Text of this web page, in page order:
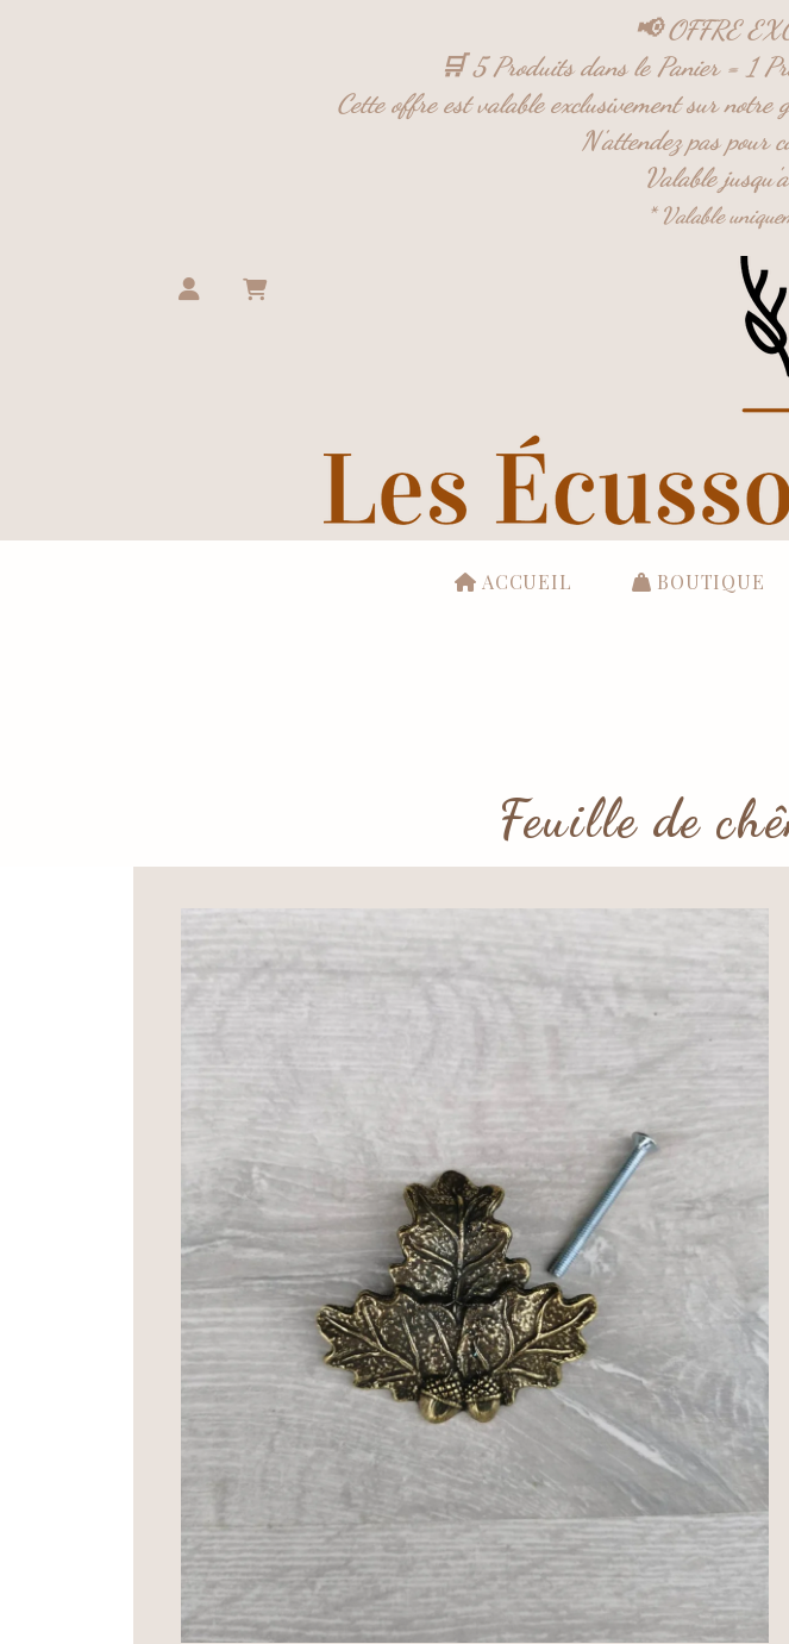
📢 OFFRE
🛒 5 Produits dans le Panier = 1
Cette offre est valable exclusivement sur notre
N'attendez pas pour
Valable
* Valable
ACCUEIL BOUTIQUE
Feuille de